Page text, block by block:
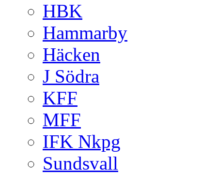
HBK
Hammarby
Häcken
J Södra
KFF
MFF
IFK Nkpg
Sundsvall